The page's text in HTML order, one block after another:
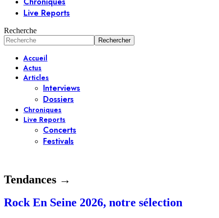
Live Reports
Recherche
Accueil
Actus
Articles
Interviews
Dossiers
Chroniques
Live Reports
Concerts
Festivals
Tendances →
Rock En Seine 2026, notre sélection